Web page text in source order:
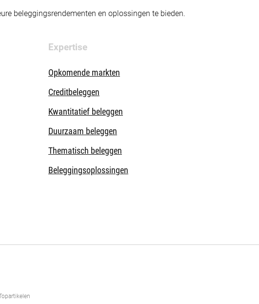
beleggingsrendementen en oplossingen te bieden.
Expertise
Opkomende markten
Creditbeleggen
Kwantitatief beleggen
Duurzaam beleggen
Thematisch beleggen
Beleggingsoplossingen